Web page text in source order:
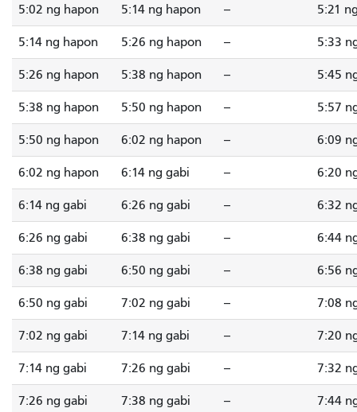
5:02 ng hapon 5:14 ng hapon -- 5:21
5:14 ng hapon 5:26 ng hapon -- 5:33
5:26 ng hapon 5:38 ng hapon -- 5:45
5:38 ng hapon 5:50 ng hapon -- 5:57
5:50 ng hapon 6:02 ng hapon -- 6:09
6:02 ng hapon 6:14 ng gabi -- 6:20
6:14 ng gabi 6:26 ng gabi -- 6:32
6:26 ng gabi 6:38 ng gabi -- 6:44
6:38 ng gabi 6:50 ng gabi -- 6:56
6:50 ng gabi 7:02 ng gabi -- 7:08
7:02 ng gabi 7:14 ng gabi -- 7:20
7:14 ng gabi 7:26 ng gabi -- 7:32
7:26 ng gabi 7:38 ng gabi -- 7:44